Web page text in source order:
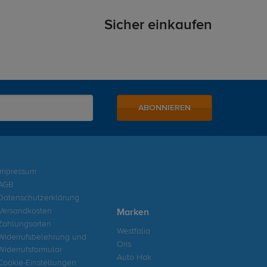
Sicher einkaufen
ABONNIEREN
Impressum
und
Einstellungen
Marken
Westfalia
Oris
Auto Hak